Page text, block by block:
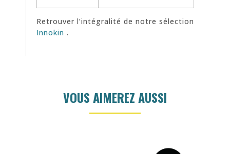
Retrouver l’intégralité de notre sélection
Innokin .
VOUS AIMEREZ AUSSI